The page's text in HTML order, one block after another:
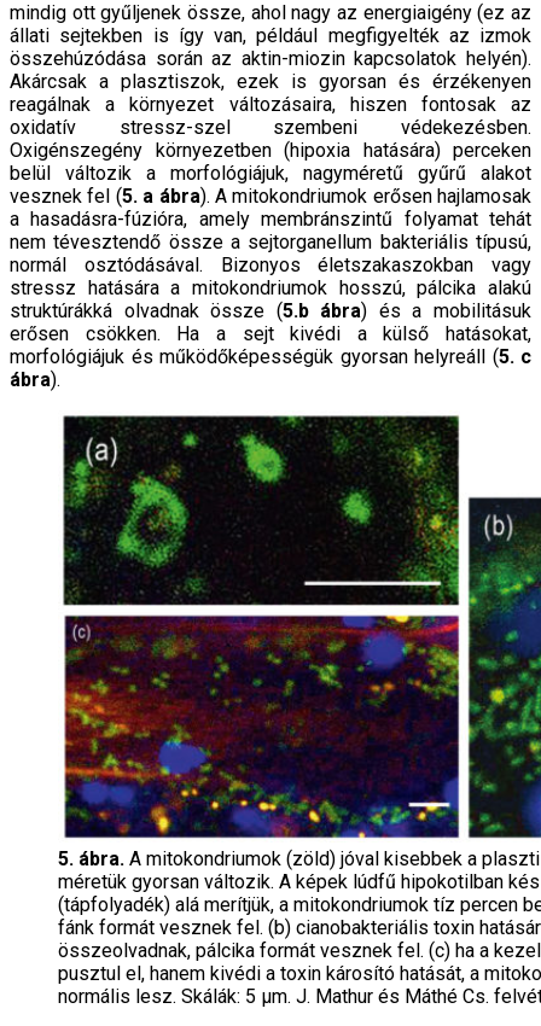
mindig ott gyűljenek össze, ahol nagy az energiaigény (ez az
állati sejtekben is így van, például megfigyelték az izmok
összehúzódása során az aktin-miozin kapcsolatok helyén).
Akárcsak a plasztiszok, ezek is gyorsan és érzékenyen
reagálnak a környezet változásaira, hiszen fontosak az
oxidatív stressz-szel szembeni védekezésben.
Oxigénszegény környezetben (hipoxia hatására) perceken
belül változik a morfológiájuk, nagyméretű gyűrű alakot
vesznek fel (5. a ábra). A mitokondriumok erősen hajlamosak
a hasadásra-fúzióra, amely membránszintű folyamat tehát
nem tévesztendő össze a sejtorganellum bakteriális típusú,
normál osztódásával. Bizonyos életszakaszokban vagy
stressz hatására a mitokondriumok hosszú, pálcika alakú
struktúrákká olvadnak össze (5.b ábra) és a mobilitásuk
erősen csökken. Ha a sejt kivédi a külső hatásokat,
morfológiájuk és működőképességük gyorsan helyreáll (5. c
ábra).
5. ábra. A mitokondriumok (zöld) jóval kisebbek a
méretük gyorsan változik. A képek lúdfű hipokotilban
(tápfolyadék) alá merítjük, a mitokondriumok tíz percen
fánk formát vesznek fel. (b) cianobakteriális toxin
összeolvadnak, pálcika formát vesznek fel. (c) ha a
pusztul el, hanem kivédi a toxin károsító hatását, a
normális lesz. Skálák: 5 μm. J. Mathur és Máthé Cs.